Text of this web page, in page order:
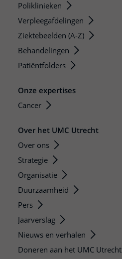
Poliklinieken
Verpleegafdelingen
Ziektebeelden (A-Z)
Behandelingen
Patiëntfolders
Onze expertises
Cancer
Over het UMC Utrecht
Over ons
Strategie
Organisatie
Duurzaamheid
Pers
Jaarverslag
Nieuws en verhalen
Doneren aan het UMC Utrecht